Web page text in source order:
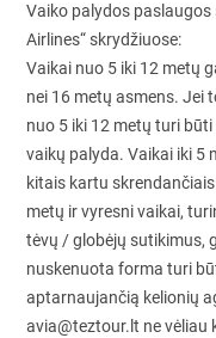
Vaiko palydos
Airlines“ skrydžiuose:
Vaikai nuo 5 iki 12 metų
nei 16 metų asmens. Jei
nuo 5 iki 12 metų turi
vaikų palyda. Vaikai iki 5
kitais kartu
metų ir vyresni vaikai,
tėvų / globėjų sutikimus,
nuskenuota forma turi
aptarnaujančią kelionių
avia@teztour.lt ne vėliau